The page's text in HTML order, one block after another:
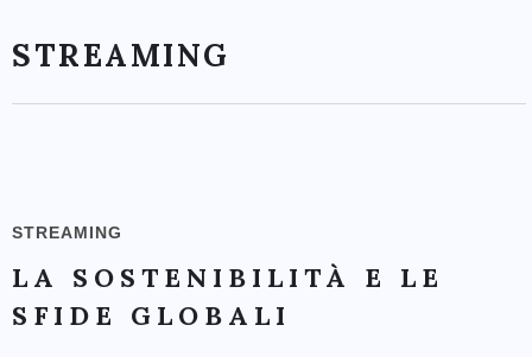
STREAMING
STREAMING
LA SOSTENIBILITÀ E LE
SFIDE GLOBALI